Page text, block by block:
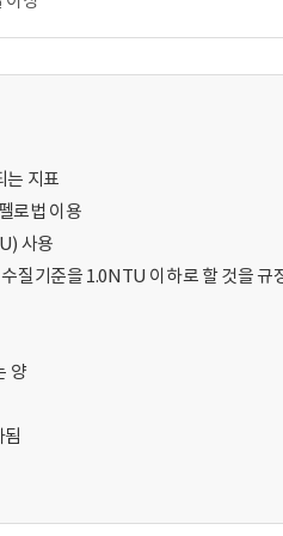
는 지표
로법 이용
사용
질기준을 1.0NTU 이하로 할 것을 규
양